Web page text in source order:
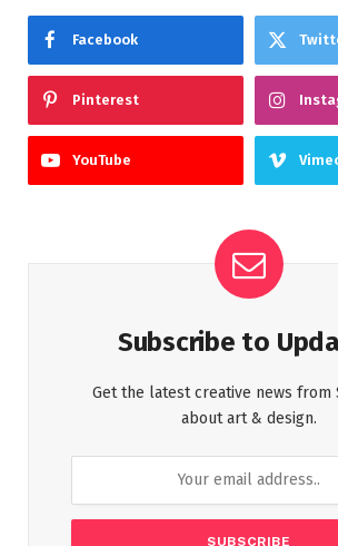
Facebook
Pinterest
YouTube
Subscribe to
Get the latest creative news from
about art & design.